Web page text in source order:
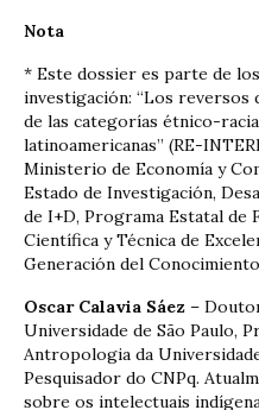
Nota
* Este dossier es parte de
investigación: “Los
de las categorías étnico-
latinoamericanas” (RE-
Ministerio de Economía y
Estado de Investigación,
de I+D, Programa Estatal de
Científica y Técnica de
Generación del
Oscar Calavia Sáez –
Universidade de São Paulo,
Antropologia da
Pesquisador do CNPq.
sobre os intelectuais